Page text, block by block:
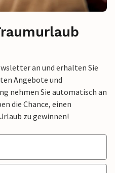
an und erhalten Sie
Angebote und
nehmen Sie automatisch an
die Chance, einen
zu gewinnen!